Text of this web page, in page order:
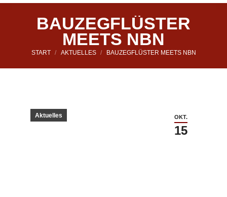
BAUZEGFLÜSTER
MEETS NBN
Sie befinden sich hier:
START AKTUELLES BAUZEGFLÜSTER MEETS NBN
OKT.
15
Aktuelles